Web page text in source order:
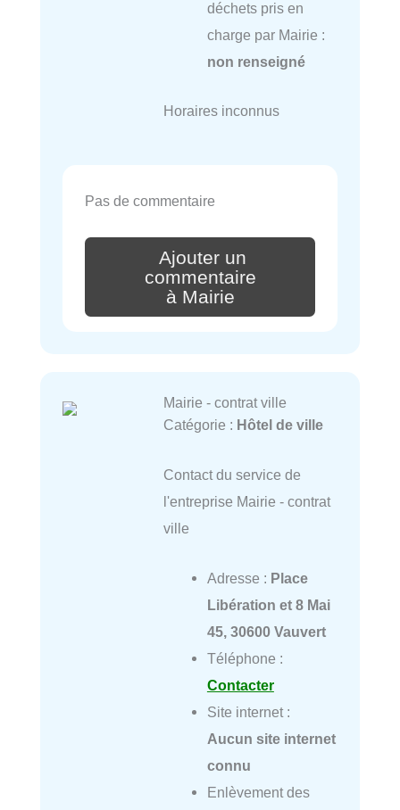
déchets pris en
charge par Mairie :
non renseigné
Horaires inconnus
Pas de commentaire
Ajouter un
commentaire
à Mairie
Mairie - contrat ville
Catégorie : Hôtel de ville
Contact du service de
l'entreprise Mairie - contrat
ville
Adresse : Place
Libération et 8 Mai
45, 30600 Vauvert
Téléphone :
Contacter
Site internet :
Aucun site internet
connu
Enlèvement des